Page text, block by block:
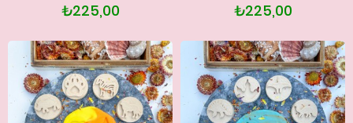
₺225,00 ₺225,00